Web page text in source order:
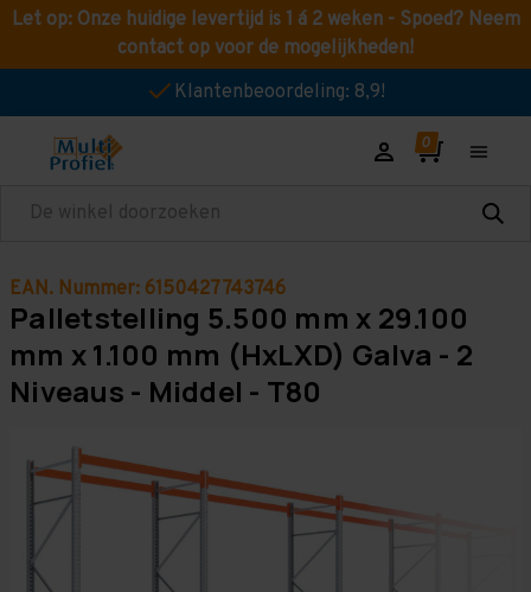
Let op: Onze huidige levertijd is 1 á 2 weken - Spoed? Neem
contact op voor de mogelijkheden!
Klantenbeoordeling: 8,9!
Zoeken
EAN. Nummer: 6150427743746
Palletstelling 5.500 mm x 29.100
mm x 1.100 mm (HxLXD) Galva - 2
Niveaus - Middel - T80